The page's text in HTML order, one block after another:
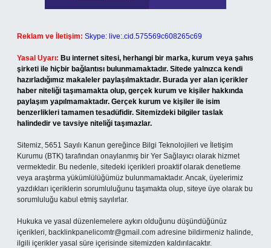
Reklam ve İletişim: Skype: live:.cid.575569c608265c69
Yasal Uyarı: Bu internet sitesi, herhangi bir marka, kurum veya şahıs
şirketi ile hiçbir bağlantısı bulunmamaktadır. Sitede yalnızca kendi
hazırladığımız makaleler paylaşılmaktadır. Burada yer alan içerikler
haber niteliği taşımamakta olup, gerçek kurum ve kişiler hakkında
paylaşım yapılmamaktadır. Gerçek kurum ve kişiler ile isim
benzerlikleri tamamen tesadüfidir. Sitemizdeki bilgiler taslak
halindedir ve tavsiye niteliği taşımazlar.
Sitemiz, 5651 Sayılı Kanun gereğince Bilgi Teknolojileri ve İletişim
Kurumu (BTK) tarafından onaylanmış bir Yer Sağlayıcı olarak hizmet
vermektedir. Bu nedenle, sitedeki içerikleri proaktif olarak denetleme
veya araştırma yükümlülüğümüz bulunmamaktadır. Ancak, üyelerimiz
yazdıkları içeriklerin sorumluluğunu taşımakta olup, siteye üye olarak bu
sorumluluğu kabul etmiş sayılırlar.
Hukuka ve yasal düzenlemelere aykırı olduğunu düşündüğünüz
içerikleri, backlinkpanelicomtr@gmail.com adresine bildirmeniz halinde,
ilgili içerikler yasal süre içerisinde sitemizden kaldırılacaktır.